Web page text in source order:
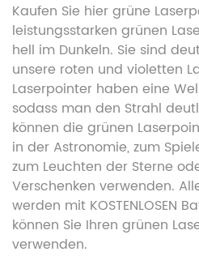
Kaufen Sie hier grüne
leistungsstarken grünen
hell im Dunkeln. Sie sind
unsere roten und violetten
Laserpointer haben eine
sodass man den Strahl
können die grünen
in der Astronomie, zum
zum Leuchten der Sterne
Verschenken verwenden.
werden mit KOSTENLOSEN
können Sie Ihren grünen
verwenden.